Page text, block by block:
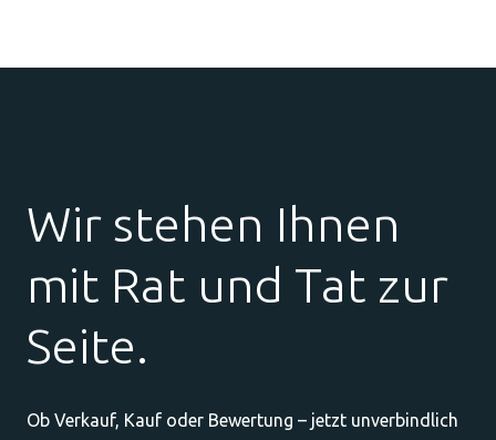
Wir stehen Ihnen
mit Rat und Tat zur
Seite.
Ob Verkauf, Kauf oder Bewertung – jetzt unverbindlich